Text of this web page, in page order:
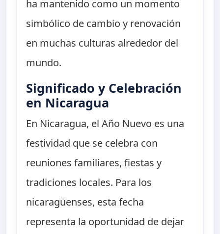
ha mantenido como un momento
simbólico de cambio y renovación
en muchas culturas alrededor del
mundo.
Significado y Celebración
en Nicaragua
En Nicaragua, el Año Nuevo es una
festividad que se celebra con
reuniones familiares, fiestas y
tradiciones locales. Para los
nicaragüenses, esta fecha
representa la oportunidad de dejar